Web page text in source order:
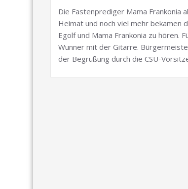
Die Fastenprediger Mama Frankonia
Heimat und noch viel mehr
Egolf und Mama Frankonia zu hören.
Wunner mit der Gitarre.
der Begrüßung durch die CSU-